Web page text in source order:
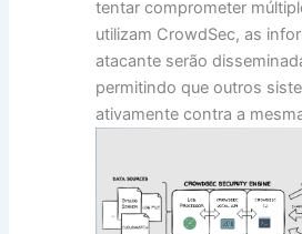
tentar comprometer
utilizam CrowdSec, as
atacante serão
permitindo que outros
ativamente contra a